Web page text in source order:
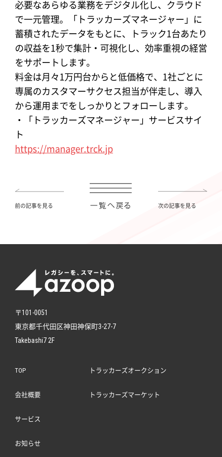
必要なあらゆる業務をデジタル化し、クラウド
で一元管理。「トラッカーズマネージャー」に
蓄積されたデータをもとに、トラック1台あたり
の収益を1秒で集計・可視化し、効率重視の経営
をサポートします。
料金は月々1万円台からと低価格で、1社ごとに
専属のカスタマーサクセス担当が伴走し、導入
から運用までをしっかりとフォローします。
・「トラッカーズマネージャー」サービスサイ
ト
https://manager.trck.jp
前の記事を見る 次の記事を見る
〒101-0051
東京都千代田区神田神保町3-27-7
Takebashi7 2F
TOP
会社概要
サービス
お知らせ
トラッカーズオークション
トラッカーズマーケット